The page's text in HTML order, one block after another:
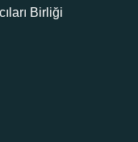
Birliği